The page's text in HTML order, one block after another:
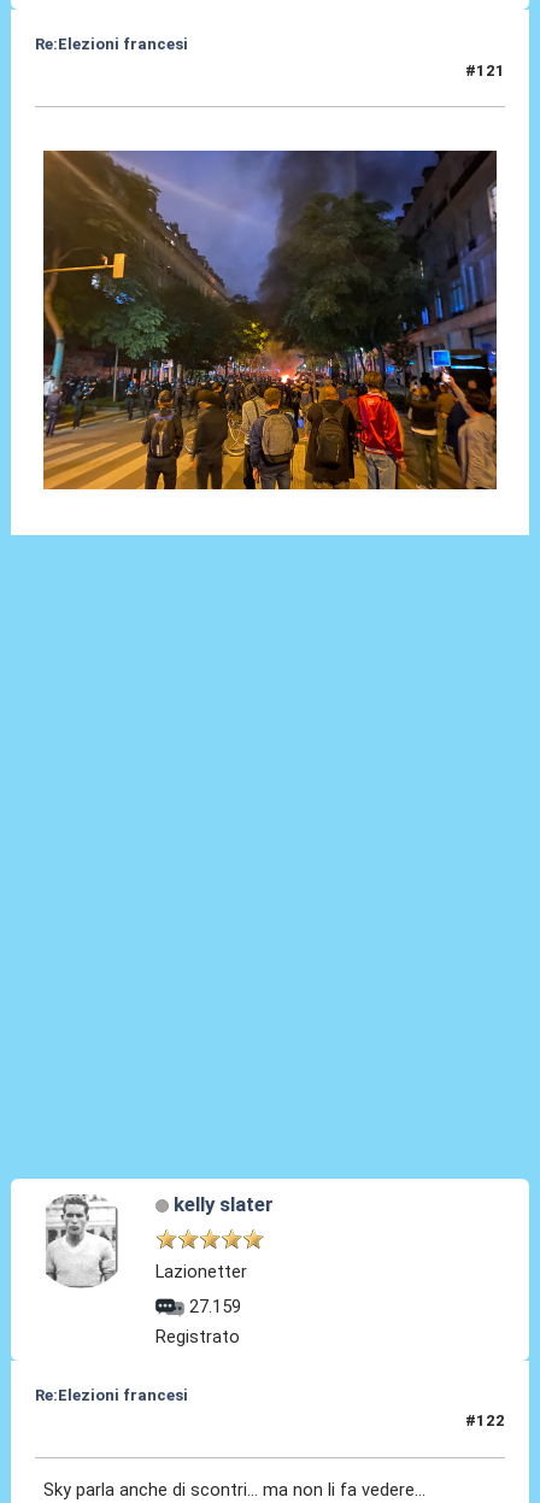
Re:Elezioni francesi
#121
kelly slater
Lazionetter
27.159
Registrato
Re:Elezioni francesi
#122
Sky parla anche di scontri... ma non li fa vedere...